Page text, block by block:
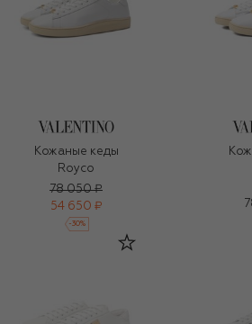
Кожаные кеды
Royco
78 050 ₽
54 650 ₽
-30%